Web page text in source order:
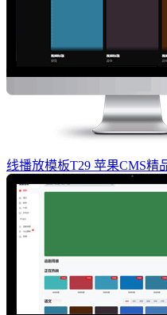
线播放模板T29 苹果CMS精